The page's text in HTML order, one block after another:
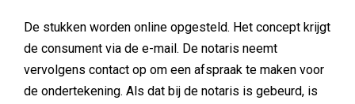
De stukken worden online opgesteld. Het concept krijgt
de consument via de e-mail. De notaris neemt
vervolgens contact op om een afspraak te maken voor
de ondertekening. Als dat bij de notaris is gebeurd, is